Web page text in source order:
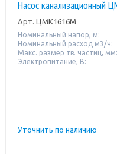
Насос
Арт. ЦМК1616М
Номинальный напор, м:
Номинальный расход м3/ч:
Макс. размер тв. частиц, мм:
Электропитание, В:
Уточнить по наличию